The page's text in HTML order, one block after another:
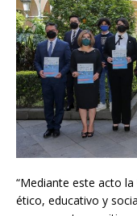
“Mediante este acto
ético, educativo y